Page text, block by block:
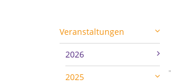
Veranstaltungen
2026
2025